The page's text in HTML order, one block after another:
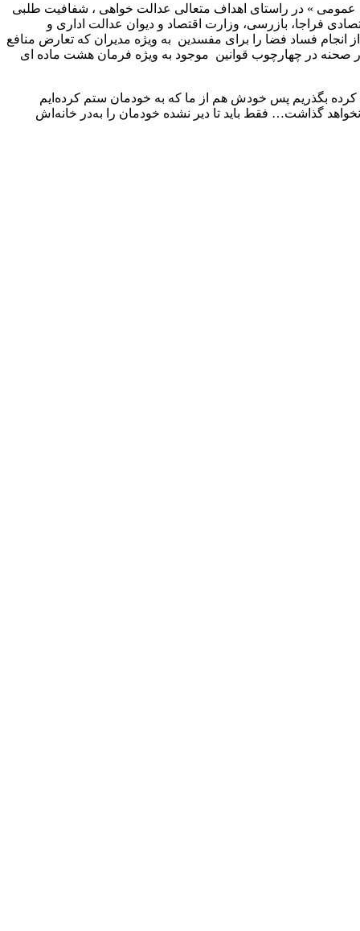
» در راستای اهداف متعالی عدالت خواهی ، شفافیت طلبی
فراجا، بازرسی، وزارت اقتصاد و دیوان عدالت اداری و
فساد فضا را برای مفسدین به ویژه مدیران که تعارض منافع
در صحنه در چهارچوب قوانین موجود به ویژه فرمان هشت ماده ای
بگذریم پس خودش هم از ما که به خودمان ستم کرده‌ایم
گذاشت… فقط باید تا دیر نشده خودمان را به‌در خانه‌اش